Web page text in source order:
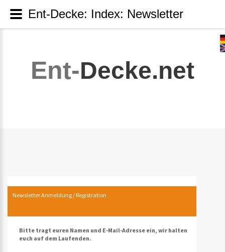
Ent-Decke.net
Newsletter Anmeldung / Registration
Bitte tragt euren Namen und E-Mail-Adresse ein, wir halten
euch auf dem Laufenden.
Ent-Decke: Index: Newsletter